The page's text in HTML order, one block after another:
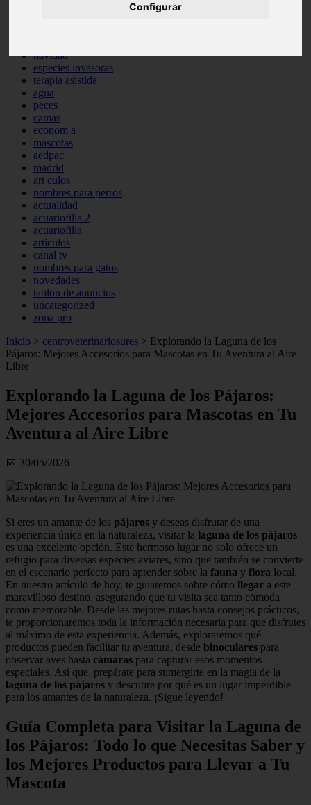
Configurar
navidad
especies invasoras
terapia asistida
agua
peces
camas
econom a
mascotas
aedpac
madrid
art culos
nombres para perros
actualidad
acuariofilia 2
acuariofilia
articulos
canal tv
nombres para gatos
novedades
tablon de anuncios
uncategorized
zona pro
Inicio > centroveterinariosures > Explorando la Laguna de los
Pájaros: Mejores Accesorios para Mascotas en Tu Aventura al Aire
Libre
Explorando la Laguna de los Pájaros:
Mejores Accesorios para Mascotas en Tu
Aventura al Aire Libre
📅 30/05/2026
Si eres un amante de los pájaros y deseas disfrutar de una
experiencia única en la naturaleza, visitar la laguna de los pájaros
es una excelente opción. Este hermoso lugar no solo ofrece un
refugio para diversas especies aviares, sino que también se convierte
en el escenario perfecto para aprender sobre la fauna y flora local.
En nuestro artículo de hoy, te guiaremos sobre cómo llegar a este
maravilloso destino, asegurando que tu visita sea tanto cómoda
como memorable. Desde las mejores rutas hasta consejos prácticos,
te proporcionaremos toda la información necesaria para que disfrutes
al máximo de esta experiencia. Además, exploraremos qué
productos pueden facilitar tu aventura, desde binoculares para
observar aves hasta cámaras para capturar esos momentos
especiales. Así que, prepárate para sumergirte en la magia de la
laguna de los pájaros y descubre por qué es un lugar imperdible
para los amantes de la naturaleza. ¡Sigue leyendo!
Guía Completa para Visitar la Laguna de
los Pájaros: Todo lo que Necesitas Saber y
los Mejores Productos para Llevar a Tu
Mascota